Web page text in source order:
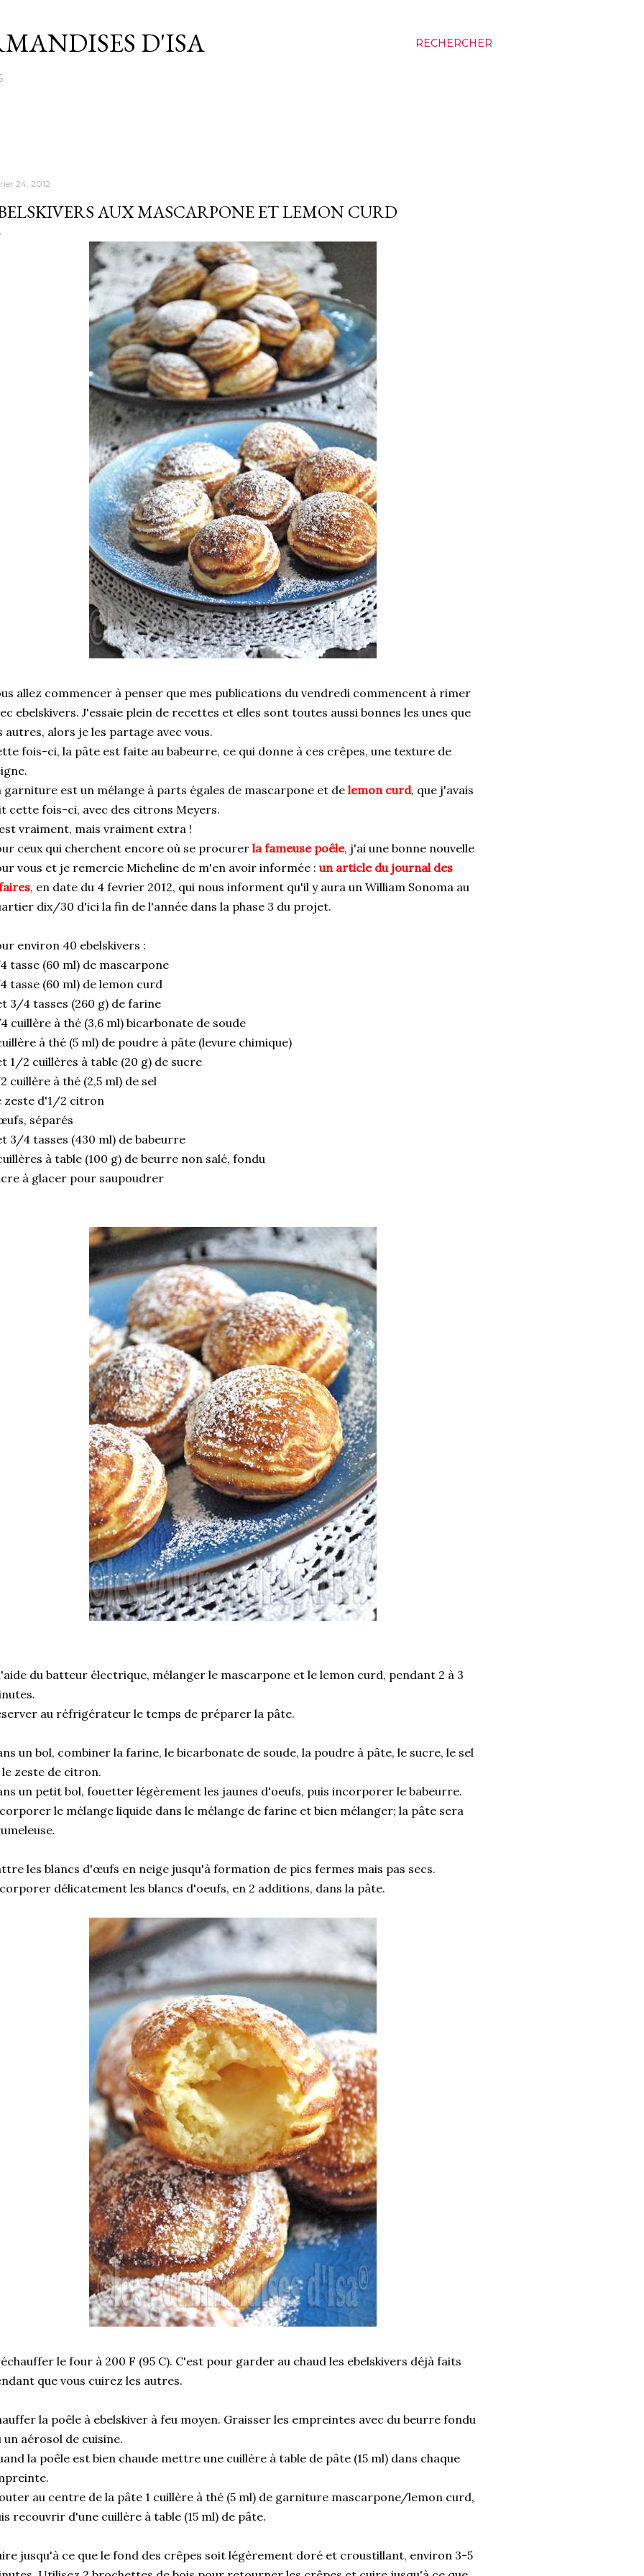
RECHERCHER
D'ISA
24, 2012
AUX MASCARPONE ET LEMON CURD
allez commencer à penser que mes publications du vendredi commencent à rimer
ebelskivers. J'essaie plein de recettes et elles sont toutes aussi bonnes les unes que
autres, alors je les partage avec vous.
fois-ci, la pâte est faite au babeurre, ce qui donne à ces crêpes, une texture de
garniture est un mélange à parts égales de mascarpone et delemon curd, que j'avais
cette fois-ci, avec des citrons Meyers.
vraiment, mais vraiment extra !
ceux qui cherchent encore où se procurer la fameuse poêle, j'ai une bonne nouvelle
vous et je remercie Micheline de m'en avoir informée : un article du journal des
, en date du 4 fevrier 2012, qui nous informent qu'il y aura un William Sonoma au
dix/30 d'ici la fin de l'année dans la phase 3 du projet.
environ 40 ebelskivers :
tasse (60 ml) de mascarpone
tasse (60 ml) de lemon curd
3/4 tasses (260 g) de farine
cuillère à thé (3,6 ml) bicarbonate de soude
à thé (5 ml) de poudre à pâte (levure chimique)
1/2 cuillères à table (20 g) de sucre
cuillère à thé (2,5 ml) de sel
zeste d'1/2 citron
séparés
3/4 tasses (430 ml) de babeurre
à table (100 g) de beurre non salé, fondu
à glacer pour saupoudrer
du batteur électrique, mélanger le mascarpone et le lemon curd, pendant 2 à 3
au réfrigérateur le temps de préparer la pâte.
un bol, combiner la farine, le bicarbonate de soude, la poudre à pâte, le sucre, le sel
zeste de citron.
un petit bol, fouetter légèrement les jaunes d'oeufs, puis incorporer le babeurre.
le mélange liquide dans le mélange de farine et bien mélanger; la pâte sera
les blancs d'œufs en neige jusqu'à formation de pics fermes mais pas secs.
délicatement les blancs d'oeufs, en 2 additions, dans la pâte.
le four à 200 F (95 C). C'est pour garder au chaud les ebelskivers déjà faits
que vous cuirez les autres.
la poêle à ebelskiver à feu moyen. Graisser les empreintes avec du beurre fondu
un aérosol de cuisine.
la poêle est bien chaude mettre une cuillère à table de pâte (15 ml) dans chaque
au centre de la pâte 1 cuillère à thé (5 ml) de garniture mascarpone/lemon curd,
recouvrir d'une cuillère à table (15 ml) de pâte.
jusqu'à ce que le fond des crêpes soit légèrement doré et croustillant, environ 3-5